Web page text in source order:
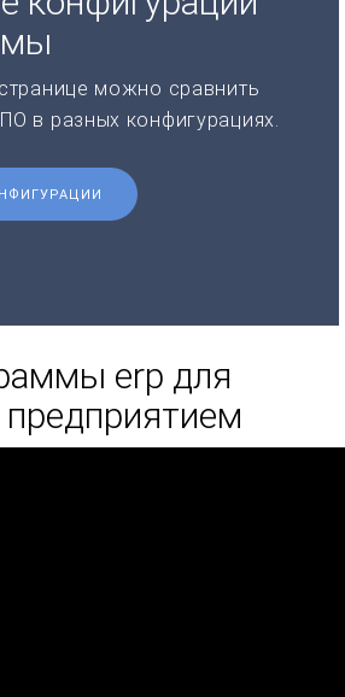
можно сравнить
в разных конфигурациях.
erp для